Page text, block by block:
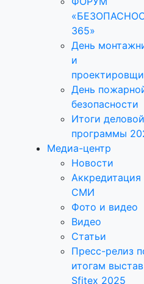
365»
День
и
День
безопасности
Итоги деловой
программы
Медиа-центр
Новости
Аккредитация
СМИ
Фото и видео
Видео
Статьи
Пресс-релиз
итогам
Sfitex 2025